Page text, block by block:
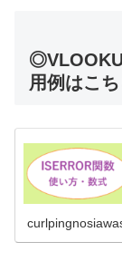
用例はこち